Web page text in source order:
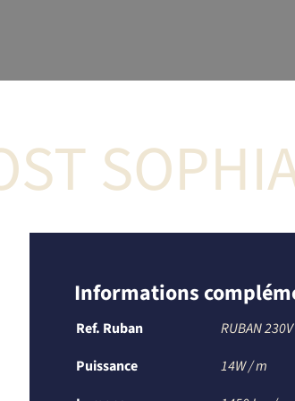
Informations
Ref. Ruban
RUBAN 230V
Puissance
14W / m